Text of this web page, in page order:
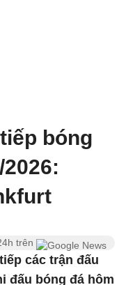
bóng
trên
các trận đấu
đấu bóng đá hôm